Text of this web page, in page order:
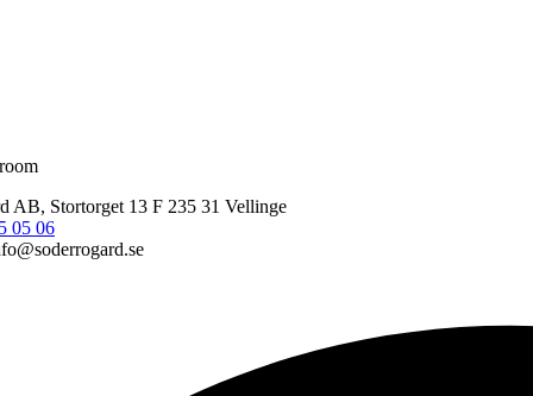
AB, Stortorget 13 F 235 31 Vellinge
05 06